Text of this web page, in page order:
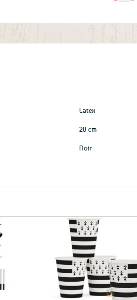
Ajouter
Latex
28 cm
Noir